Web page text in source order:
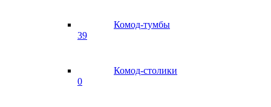
Комод-тумбы
39
Комод-столики
0